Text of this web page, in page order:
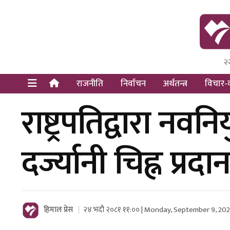
Himal
Dot
राजनीति निर्वाचन अर्थतन्त्र विचार-
राष्ट्रपतिद्वारा
दर्ज्यानी चिह्न प्रदान
हिमाल प्रेस २४ भदौ २०८१ ११:०० | Monday, September 9,